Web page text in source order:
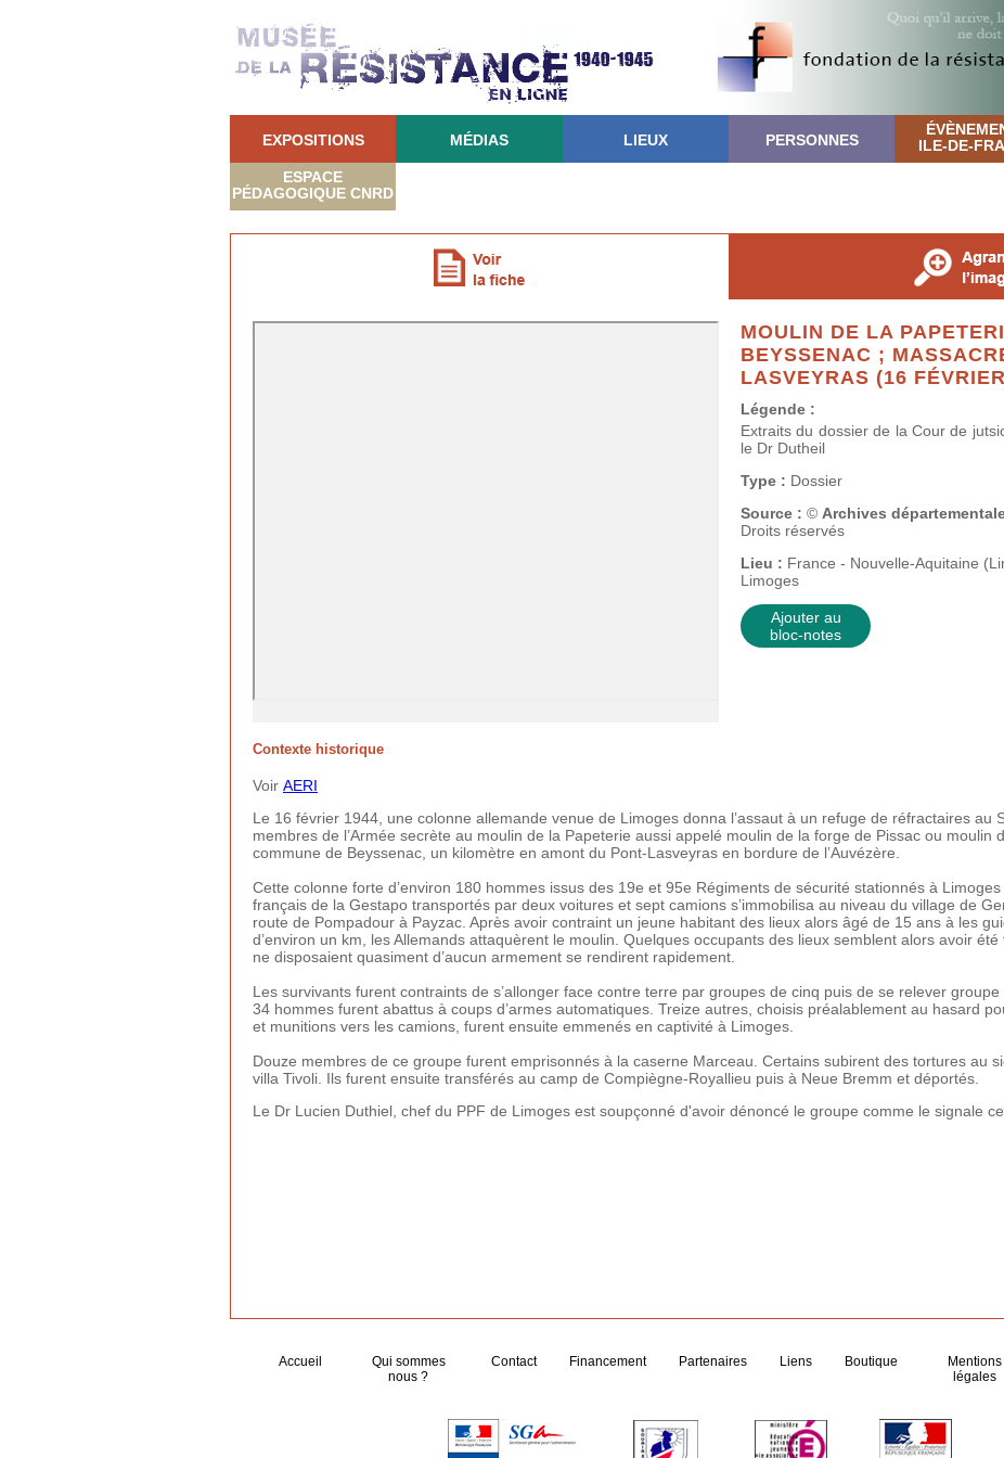
EXPOSITIONS MÉDIAS LIEUX PERSONNES ILE-DE-
ESPACE
PÉDAGOGIQUE CNRD
MOULIN DE LA
BEYSSENAC ;
LASVEYRAS (16
Légende :
Extraits du dossier de la Cour de
le Dr Dutheil
Type : Dossier
Source : © Archives
Droits réservés
Lieu : France - Nouvelle-Aquitaine
Limoges
Ajouter au
bloc-notes
Contexte historique
Voir AERI
Le 16 février 1944, une colonne allemande venue de Limoges donna l’assaut à un refuge de réfractaires au
membres de l’Armée secrète au moulin de la Papeterie aussi appelé moulin de la forge de Pissac ou moulin
commune de Beyssenac, un kilomètre en amont du Pont-Lasveyras en bordure de l’Auvézère.
Cette colonne forte d’environ 180 hommes issus des 19e et 95e Régiments de sécurité stationnés à
français de la Gestapo transportés par deux voitures et sept camions s’immobilisa au niveau du village de
route de Pompadour à Payzac. Après avoir contraint un jeune habitant des lieux alors âgé de 15 ans à les
d’environ un km, les Allemands attaquèrent le moulin. Quelques occupants des lieux semblent alors avoir
ne disposaient quasiment d’aucun armement se rendirent rapidement.
Les survivants furent contraints de s’allonger face contre terre par groupes de cinq puis de se relever groupe
34 hommes furent abattus à coups d’armes automatiques. Treize autres, choisis préalablement au hasard
et munitions vers les camions, furent ensuite emmenés en captivité à Limoges.
Douze membres de ce groupe furent emprisonnés à la caserne Marceau. Certains subirent des tortures au
villa Tivoli. Ils furent ensuite transférés au camp de Compiègne-Royallieu puis à Neue Bremm et déportés.
Le Dr Lucien Duthiel, chef du PPF de Limoges est soupçonné d'avoir dénoncé le groupe comme le signale ce
Accueil
Qui sommes
nous ?
Contact Financement Partenaires Liens Boutique
Mentions
légales